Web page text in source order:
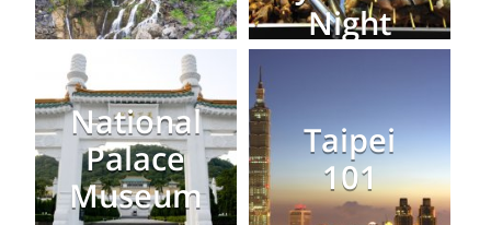
Night
Market
National
Palace
Museum
Taipei
101